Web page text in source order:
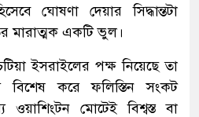
ঘোষণা দেয়ার সিদ্ধান্তটা
মারাত্মক একটি ভুল।
ইসরাইলের পক্ষ নিয়েছে তা
বিশেষ করে ফলিস্তিন সংকট
ওয়াশিংটন মোটেই বিশ্বস্ত বা